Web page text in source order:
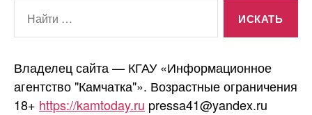
Владелец сайта — КГАУ «Информационное
агентство "Камчатка"». Возрастные ограничения
18+ https://kamtoday.ru pressa41@yandex.ru